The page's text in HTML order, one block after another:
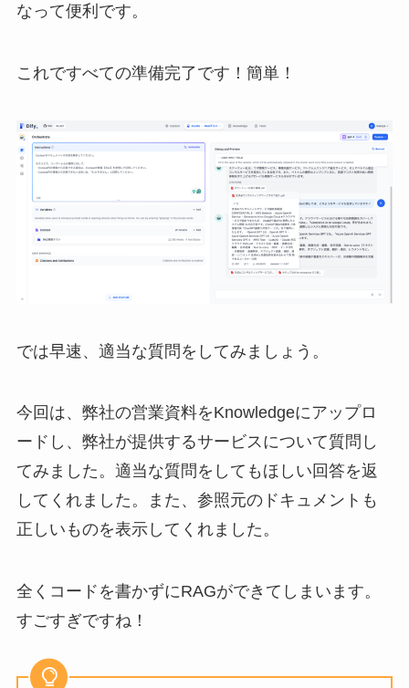
なって便利です。
これですべての準備完了です！簡単！
では早速、適当な質問をしてみましょう。
​今回は、弊社の営業資料をKnowledgeにアップロ
ードし、弊社が提供するサービスについて質問し
てみました。適当な質問をしてもほしい回答を返
してくれました。また、参照元のドキュメントも
正しいものを表示してくれました。
全くコードを書かずにRAGができてしまいます。
すごすぎですね！